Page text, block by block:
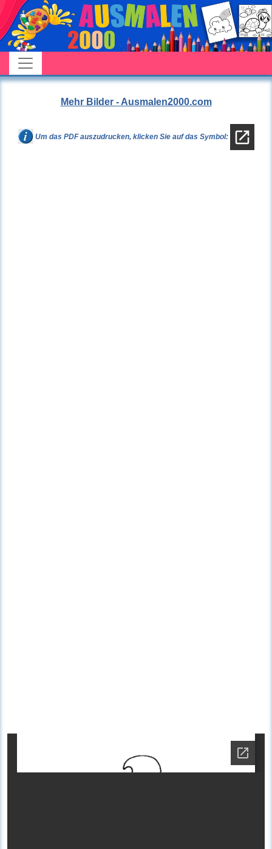
Mehr Bilder - Ausmalen2000.com
Um das PDF auszudrucken, klicken Sie auf das Symbol: